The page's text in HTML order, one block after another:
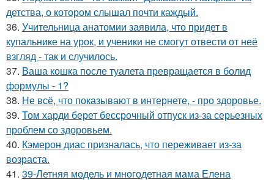
детства, о котором слышал почти каждый.
36. Учительница анатомии заявила, что придет в
купальнике на урок, и ученики не смогут отвести от неё
взгляд - так и случилось.
37. Ваша кошка после туалета превращается в болид
формулы - 1?
38. Не всё, что показывают в интернете, - про здоровье.
39. Том харди берет бессрочный отпуск из-за серьезных
проблем со здоровьем.
40. Кэмерон диас призналась, что переживает из-за
возраста.
41. 39-Летняя модель и многодетная мама Елена